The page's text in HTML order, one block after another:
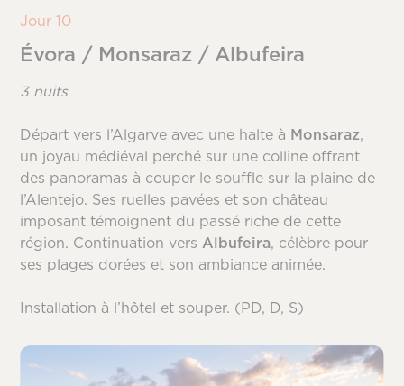
Jour 10
Évora / Monsaraz / Albufeira
3 nuits
Départ vers l’Algarve avec une halte à Monsaraz,
un joyau médiéval perché sur une colline offrant
des panoramas à couper le souffle sur la plaine de
l’Alentejo. Ses ruelles pavées et son château
imposant témoignent du passé riche de cette
région. Continuation versAlbufeira, célèbre pour
ses plages dorées et son ambiance animée.
Installation à l’hôtel et souper. (PD, D, S)